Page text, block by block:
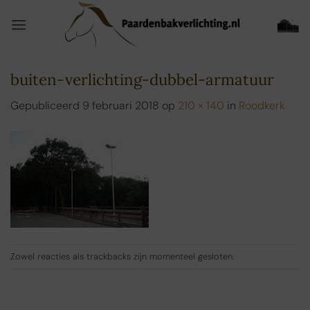
naar
buiten-verlichting-dubbel-armatuur
Gepubliceerd 9 februari 2018 op 210 × 140 in Roodkerk
Zowel reacties als trackbacks zijn momenteel gesloten.